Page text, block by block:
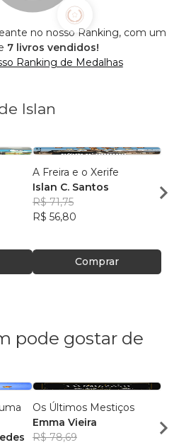
no nosso Ranking, com um
7 livros vendidos!
Ranking de Medalhas
Islan
A Freira e o Xerife
Islan C. Santos
R$ 71,75
R$ 56,80
Comprar
Islan
R$
pode gostar de
Os Últimos Mestiços
Emma Vieira
R$ 78,69
que
que